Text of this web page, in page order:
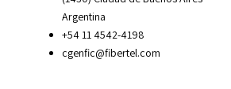
Argentina
+54 11 4542-4198
cgenfic@fibertel.com